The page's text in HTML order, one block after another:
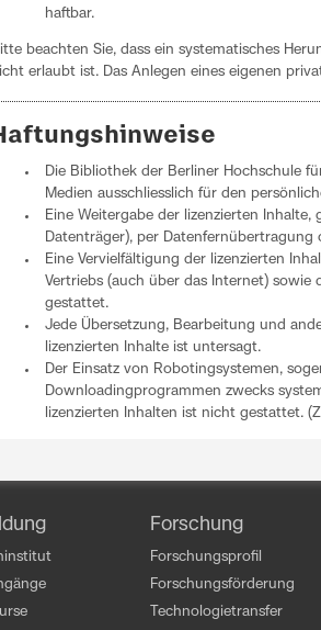
haftbar.
beachten Sie, dass ein systematisches
erlaubt ist. Das Anlegen eines eigenen
Die Bibliothek der Berliner Hochschule
Medien ausschliesslich für den
Eine Weitergabe der lizenzierten
Datenträger), per
Eine Vervielfältigung der lizenzierten
Vertriebs (auch über das Internet)
gestattet.
Jede Übersetzung, Bearbeitung und
lizenzierten Inhalte ist untersagt.
Der Einsatz von Robotingsystemen,
Downloadingprogrammen zwecks
lizenzierten Inhalten ist nicht gestattet.
Forschung
Forschungsprofil
Forschungsförderung
Technologietransfer